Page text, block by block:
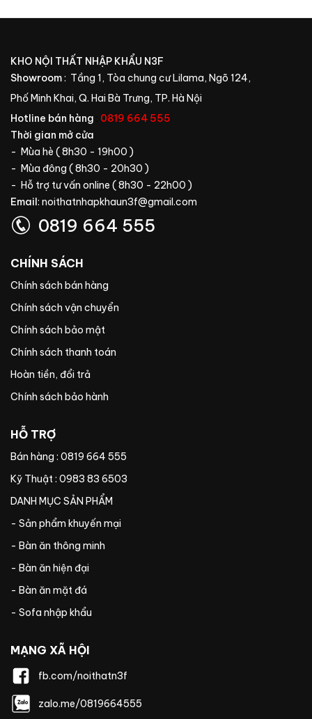
KHO NỘI THẤT NHẬP KHẨU N3F
Showroom: Tầng 1, Tòa chung cư Lilama, Ngõ 124,
Phố Minh Khai, Q. Hai Bà Trưng, TP. Hà Nội
Hotline bán hàng
0819 664 555
Thời gian mở cửa
- Mùa hè ( 8h30 - 19h00 )
- Mùa đông ( 8h30 - 20h30 )
- Hỗ trợ tư vấn online ( 8h30 - 22h00 )
Email : noithatnhapkhaun3f@gmail.com
0819 664 555
CHÍNH SÁCH
Chính sách bán hàng
Chính sách vận chuyển
Chính sách bảo mật
Chính sách thanh toán
Hoàn tiền, đổi trả
Chính sách bảo hành
HỖ TRỢ
Bán hàng : 0819 664 555
Kỹ Thuật : 0983 83 6503
DANH MỤC SẢN PHẨM
- Sản phẩm khuyến mại
- Bàn ăn thông minh
- Bàn ăn hiện đại
- Bàn ăn mặt đá
- Sofa nhập khẩu
MẠNG XÃ HỘI
fb.com/noithatn3f
zalo.me/0819664555